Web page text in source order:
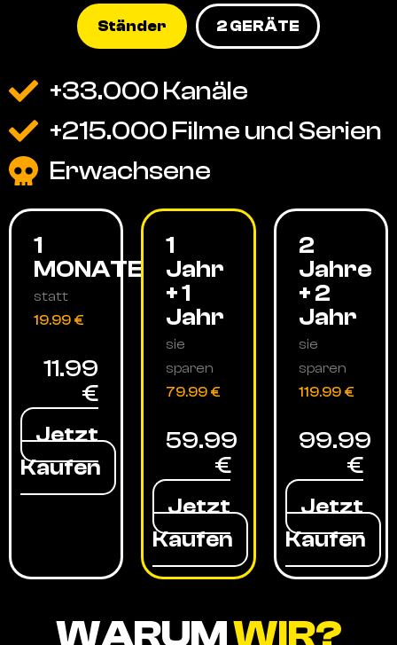
Ständer 2 GERÄTE
+33.000 Kanäle
+215.000 Filme und Serien
Erwachsene
1
MONATE
statt
19.99 €
11.99
€
Jetzt
Kaufen
1
Jahr
+ 1
Jahr
sie
sparen
79.99 €
59.99
€
Jetzt
Kaufen
2
Jahre
+ 2
Jahr
sie
sparen
119.99 €
99.99
€
Jetzt
Kaufen
WARUMWIR?